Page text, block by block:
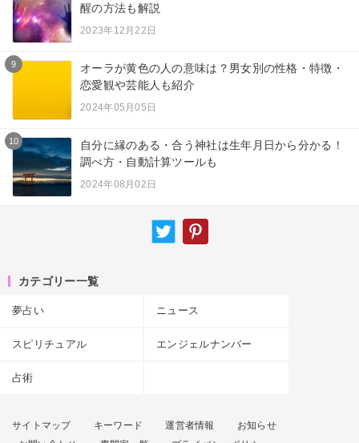
醒の方法も解説
2023年12月22日
9
オーラが黄色の人の意味は？男女別の性格・特徴・
恋愛観や芸能人も紹介
2024年05月05日
10
自分に縁のある・合う神社は生年月日から分かる！
調べ方・自動計算ツールも
2024年08月02日
カテゴリー一覧
夢占い ニュース
スピリチュアル エンジェルナンバー
占術
サイトマップ キーワード 運営者情報
お知らせ